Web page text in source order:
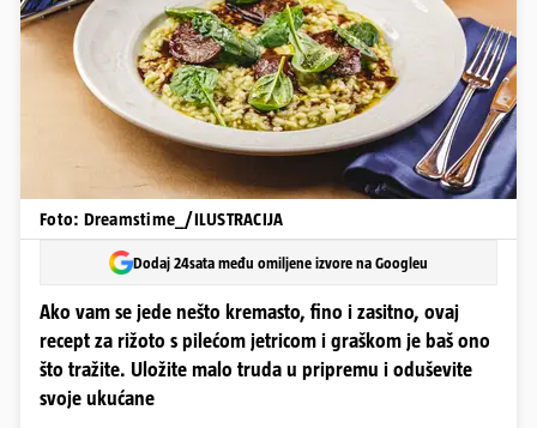
Foto: Dreamstime_/ILUSTRACIJA
Dodaj 24sata među omiljene izvore na Googleu
Ako vam se jede nešto kremasto, fino i zasitno, ovaj
recept za rižoto s pilećom jetricom i graškom je baš ono
što tražite. Uložite malo truda u pripremu i oduševite
svoje ukućane